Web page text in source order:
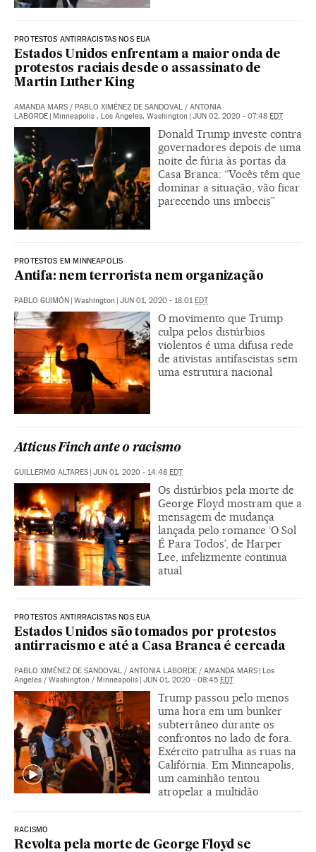
PROTESTOS ANTIRRACISTAS NOS EUA
Estados Unidos enfrentam a maior onda de
protestos raciais desde o assassinato de
Martin Luther King
AMANDA MARS / PABLO XIMÉNEZ DE SANDOVAL / ANTONIA
LABORDE | Minneapolis , Los Angeles, Washington | JUN 02, 2020 - 07:48 EDT
Donald Trump investe contra
governadores depois de uma
noite de fúria às portas da
Casa Branca: “Vocês têm que
dominar a situação, vão ficar
parecendo uns imbecis”
PROTESTOS EM MINNEAPOLIS
Antifa: nem terrorista nem organização
PABLO GUIMÓN | Washington | JUN 01, 2020 - 18:01EDT
O movimento que Trump
culpa pelos distúrbios
violentos é uma difusa rede
de ativistas antifascistas sem
uma estrutura nacional
Atticus Finch ante o racismo
GUILLERMO ALTARES | JUN 01, 2020 - 14:48 EDT
Os distúrbios pela morte de
George Floyd mostram que a
mensagem de mudança
lançada pelo romance ‘O Sol
É Para Todos’, de Harper
Lee, infelizmente continua
atual
PROTESTOS ANTIRRACISTAS NOS EUA
Estados Unidos são tomados por protestos
antirracismo e até a Casa Branca é cercada
PABLO XIMÉNEZ DE SANDOVAL / ANTONIA LABORDE / AMANDA MARS | Los
Angeles / Washington / Minneapolis | JUN 01, 2020 - 08:45 EDT
Trump passou pelo menos
uma hora em um bunker
subterrâneo durante os
confrontos no lado de fora.
Exército patrulha as ruas na
Califórnia. Em Minneapolis,
um caminhão tentou
atropelar a multidão
RACISMO
Revolta pela morte de George Floyd se